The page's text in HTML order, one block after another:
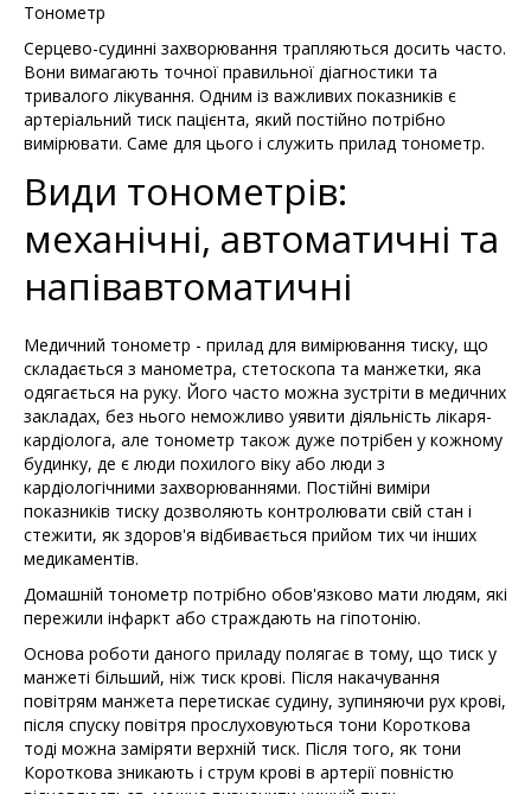
Тонометр
Серцево-судинні захворювання трапляються досить часто.
Вони вимагають точної правильної діагностики та
тривалого лікування. Одним із важливих показників є
артеріальний тиск пацієнта, який постійно потрібно
вимірювати. Саме для цього і служить прилад тонометр.
Види тонометрів:
механічні, автоматичні та
напівавтоматичні
Медичний тонометр - прилад для вимірювання тиску, що
складається з манометра, стетоскопа та манжетки, яка
одягається на руку. Його часто можна зустріти в медичних
закладах, без нього неможливо уявити діяльність лікаря-
кардіолога, але тонометр також дуже потрібен у кожному
будинку, де є люди похилого віку або люди з
кардіологічними захворюваннями. Постійні виміри
показників тиску дозволяють контролювати свій стан і
стежити, як здоров'я відбивається прийом тих чи інших
медикаментів.
Домашній тонометр потрібно обов'язково мати людям, які
пережили інфаркт або страждають на гіпотонію.
Основа роботи даного приладу полягає в тому, що тиск у
манжеті більший, ніж тиск крові. Після накачування
повітрям манжета перетискає судину, зупиняючи рух крові,
після спуску повітря прослуховуються тони Короткова
тоді можна заміряти верхній тиск. Після того, як тони
Короткова зникають і струм крові в артерії повністю